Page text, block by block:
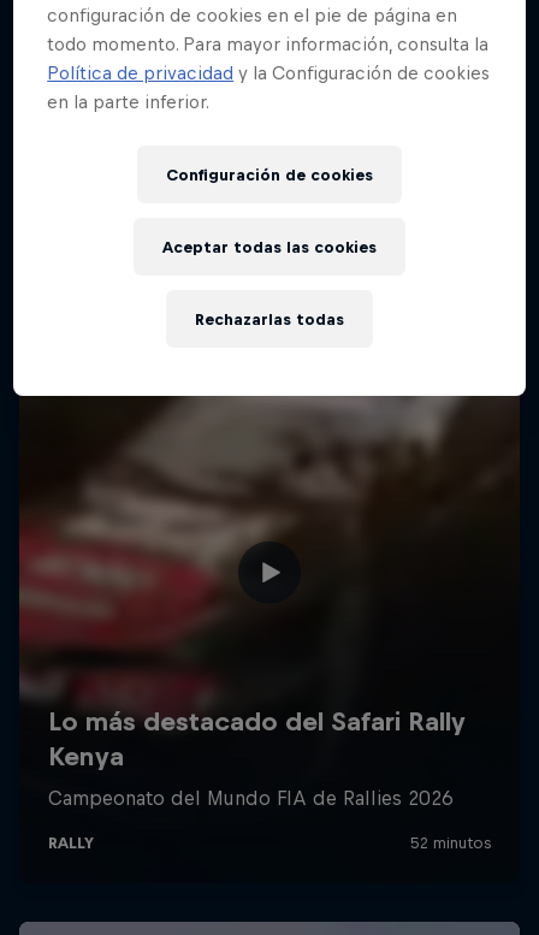
configuración de cookies en el pie de página en
todo momento. Para mayor información, consulta la
Política de privacidad y la Configuración de cookies
en la parte inferior.
Configuración de cookies
Rechazarlas todas
Aceptar todas las cookies